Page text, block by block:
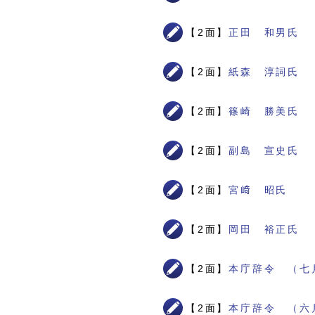
【2面】正田 和男氏
【2面】紙森 淳詞氏
【2面】篠崎 勝美氏
【2面】副島 宣史氏
【2面】宮﨑 昭氏
【2面】 岡田 裕正氏
【2面】本庁辞令 （七
【2面】本庁辞令 （六